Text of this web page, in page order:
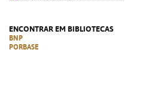
ENCONTRAR EM BIBLIOTECAS
BNP
PORBASE